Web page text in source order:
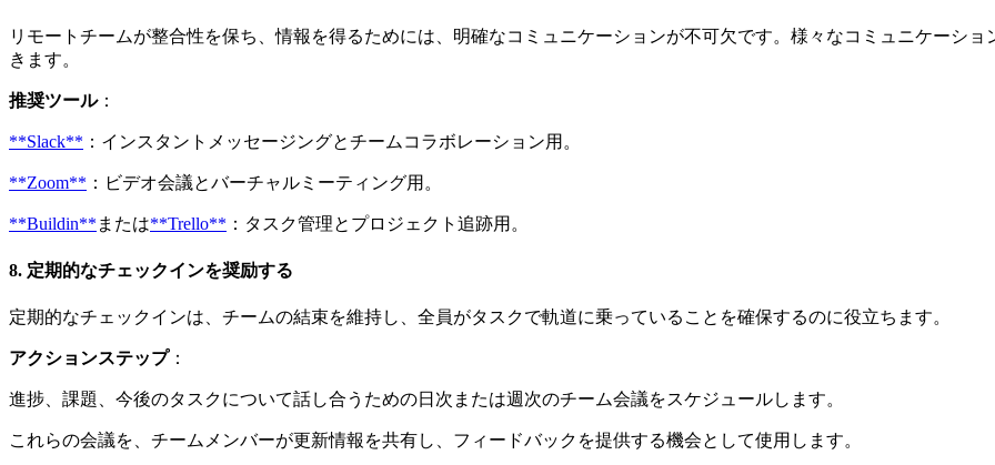
リモートチームが整合性を保ち、情報を得るためには、明確なコミュニケーションが不可欠です。様々なコミュニケーシ
きます。
推奨ツール：
**Slack** ：インスタントメッセージングとチームコラボレーション用。
**Zoom** ：ビデオ会議とバーチャルミーティング用。
**Buildin** または**Trello** ：タスク管理とプロジェクト追跡用。
8. 定期的なチェックインを奨励する
定期的なチェックインは、チームの結束を維持し、全員がタスクで軌道に乗っていることを確保するのに役立ちます。
アクションステップ：
進捗、課題、今後のタスクについて話し合うための日次または週次のチーム会議をスケジュールします。
これらの会議を、チームメンバーが更新情報を共有し、フィードバックを提供する機会として使用します。